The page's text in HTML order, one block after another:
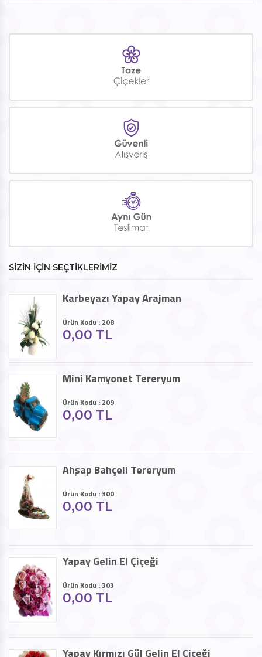
SİZİN İÇİN SEÇTİKLERİMİZ
Karbeyazı Yapay Arajman
Ürün Kodu : 208
0,00 TL
Mini Kamyonet Tereryum
Ürün Kodu : 209
0,00 TL
Ahşap Bahçeli Tereryum
Ürün Kodu : 300
0,00 TL
Yapay Gelin El Çiçeği
Ürün Kodu : 303
0,00 TL
Yapay Kırmızı Gül Gelin El Çiçeği